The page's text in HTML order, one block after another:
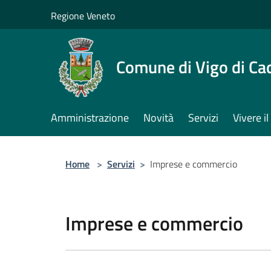
Regione Veneto
Comune di Vigo di
Amministrazione Novità Servizi Vivere
Home > Servizi > Imprese e commercio
Imprese e commercio